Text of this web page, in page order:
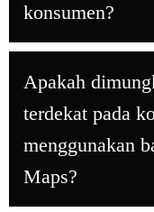
konsumen?
Apakah
terdekat pada
menggunakan
Maps?